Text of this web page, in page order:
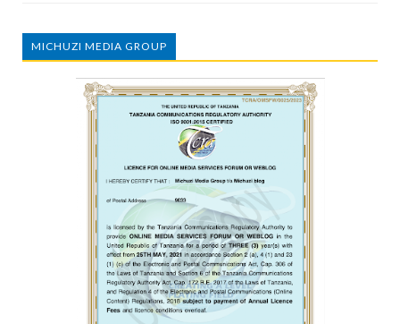
MICHUZI MEDIA GROUP